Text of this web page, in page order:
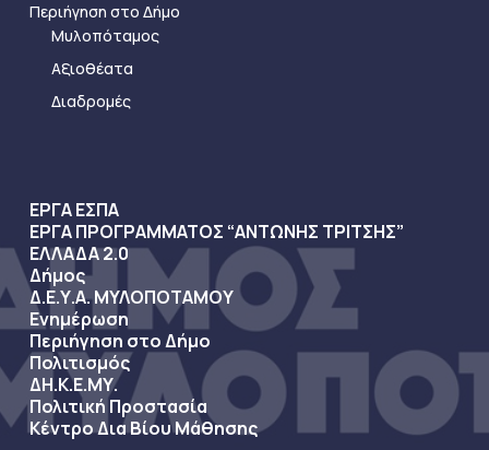
Περιήγηση στο Δήμο
Μυλοπόταμος
Αξιοθέατα
Διαδρομές
ΕΡΓΑ ΕΣΠΑ
ΕΡΓΑ ΠΡΟΓΡΑΜΜΑΤΟΣ “ΑΝΤΩΝΗΣ ΤΡΙΤΣΗΣ”
ΕΛΛΑΔΑ 2.0
Δήμος
Δ.Ε.Υ.Α. ΜΥΛΟΠΟΤΑΜΟΥ
Ενημέρωση
Περιήγηση στο Δήμο
Πολιτισμός
ΔΗ.Κ.Ε.ΜΥ.
Πολιτική Προστασία
Κέντρο Δια Βίου Μάθησης